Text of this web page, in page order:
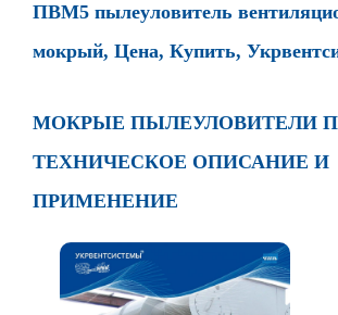
ПВМ5 пылеуловитель
мокрый, Цена, Купить,
МОКРЫЕ ПЫЛЕУЛОВИТЕЛИ
ТЕХНИЧЕСКОЕ ОПИСАНИЕ И
ПРИМЕНЕНИЕ